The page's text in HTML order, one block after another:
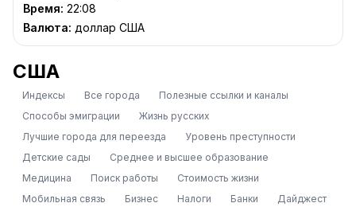
Время: 22:08
Валюта: доллар США
США
Индексы Все города
Полезные ссылки и каналы
Способы эмиграции
Жизнь русских
Лучшие города для переезда
Уровень преступности
Детские сады
Среднее и высшее образование
Медицина
Поиск работы
Стоимость жизни
Мобильная связь
Бизнес Налоги Банки Дайджест